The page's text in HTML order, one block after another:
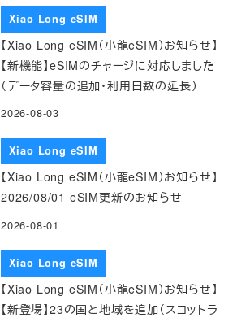
Xiao Long eSIM
【Xiao Long eSIM（小龍eSIM）お知らせ】
【新機能】eSIMのチャージに対応しました
（データ容量の追加・利用日数の延長）
2026-08-03
Xiao Long eSIM
【Xiao Long eSIM（小龍eSIM）お知らせ】
2026/08/01 eSIM更新のお知らせ
2026-08-01
Xiao Long eSIM
【Xiao Long eSIM（小龍eSIM）お知らせ】
【新登場】23の国と地域を追加（スコットラ